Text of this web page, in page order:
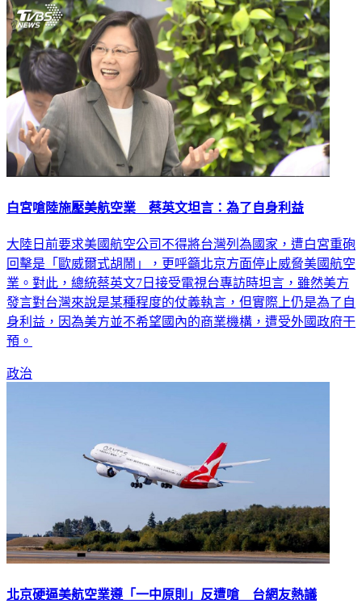
白宮嗆陸施壓美航空業 蔡英文坦言：為了自身利益
大陸日前要求美國航空公司不得將台灣列為國家，遭白宮重砲
回擊是「歐威爾式胡鬧」，更呼籲北京方面停止威脅美國航空
業。對此，總統蔡英文7日接受電視台專訪時坦言，雖然美方
發言對台灣來說是某種程度的仗義執言，但實際上仍是為了自
身利益，因為美方並不希望國內的商業機構，遭受外國政府干
預。
政治
北京硬逼美航空業遵「一中原則」反遭嗆 台網友熱議